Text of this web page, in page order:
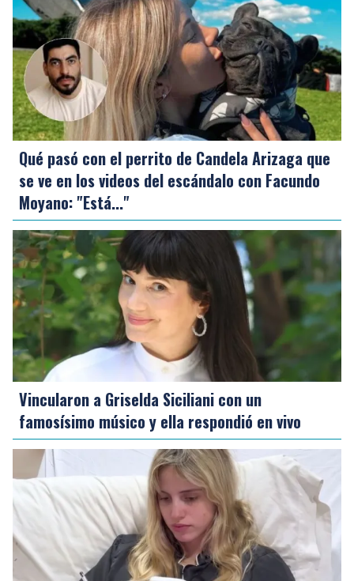
Qué pasó con el perrito de Candela Arizaga que
se ve en los videos del escándalo con Facundo
Moyano: "Está..."
Vincularon a Griselda Siciliani con un
famosísimo músico y ella respondió en vivo